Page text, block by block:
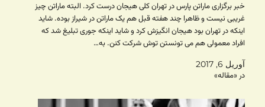
خبر برگزاری ماراتن پارس در تهران کلی هیجان درست کرد. البته ماراتن چیز
غریبی نیست و‌ ظاهرا چند هفته قبل هم یک ماراتن در شیراز بوده. شاید
اینکه در تهران بود هیجان انگیزش کرد و شاید اینکه جوری تبلیغ شد که
افراد معمولی هم می تونستن توش شرکت کنن. به…
آوریل 6, 2017
در «مقاله»